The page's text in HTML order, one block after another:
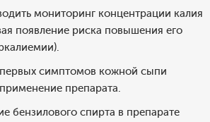
мониторинг концентрации калия
появление риска повышения его
симптомов кожной сыпи
препарата.
бензилового спирта в препарате